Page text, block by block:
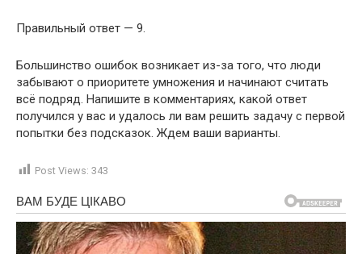
Правильный ответ — 9.
Большинство ошибок возникает из-за того, что люди
забывают о приоритете умножения и начинают считать
всё подряд. Напишите в комментариях, какой ответ
получился у вас и удалось ли вам решить задачу с первой
попытки без подсказок. Ждем ваши варианты.
Post Views: 343